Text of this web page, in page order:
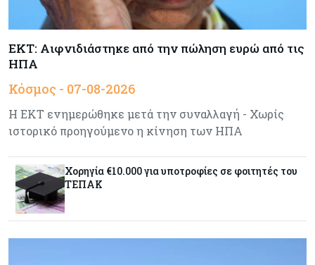
ΕΚΤ: Αιφνιδιάστηκε από την πώληση ευρώ από τις
ΗΠΑ
Κόσμος - 07-08-2026
Η ΕΚΤ ενημερώθηκε μετά την συναλλαγή - Χωρίς
ιστορικό προηγούμενο η κίνηση των ΗΠΑ
Χορηγία €10.000 για υποτροφίες σε φοιτητές του
ΤΕΠΑΚ